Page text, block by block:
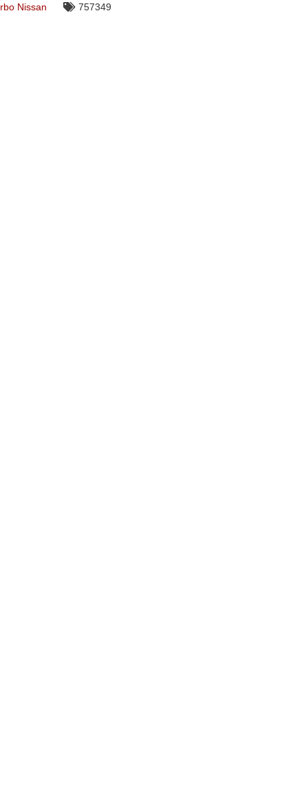
Nissan 757349